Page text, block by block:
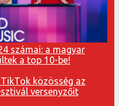
számai: a magyar
a top 10-be!
közösség az
versenyzőit